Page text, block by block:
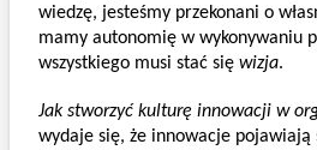
wiedzę, jesteśmy przekonani o
mamy autonomię w wykonywaniu
wszystkiego musi stać się wizja.
Jak stworzyć kulturę innowacji w
wydaje się, że innowacje pojawiają